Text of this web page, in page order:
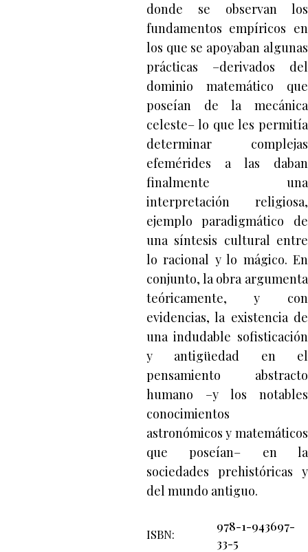
donde se observan los
fundamentos empíricos en
los que se apoyaban algunas
prácticas –derivados del
dominio matemático que
poseían de la mecánica
celeste– lo que les permitía
determinar complejas
efemérides a las daban
finalmente una
interpretación religiosa,
ejemplo paradigmático de
una síntesis cultural entre
lo racional y lo mágico. En
conjunto, la obra argumenta
teóricamente, y con
evidencias, la existencia de
una indudable sofisticación
y antigüedad en el
pensamiento abstracto
humano –y los notables
conocimientos
astronómicos y matemáticos
que poseían– en la
sociedades prehistóricas y
del mundo antiguo.
ISBN
978-1-943697-
33-5